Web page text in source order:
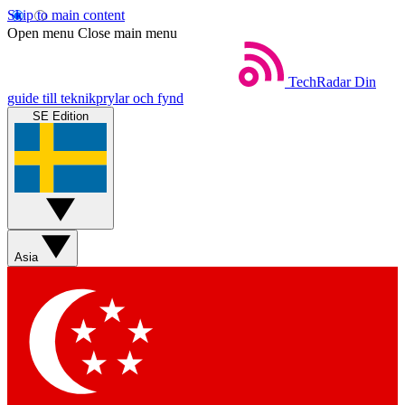
Skip to main content
Open menu Close main menu
TechRadar Din
guide till teknikprylar och fynd
SE Edition
Asia